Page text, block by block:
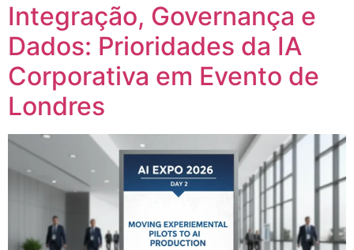
Integração, Governança e
Dados: Prioridades da IA
Corporativa em Evento de
Londres